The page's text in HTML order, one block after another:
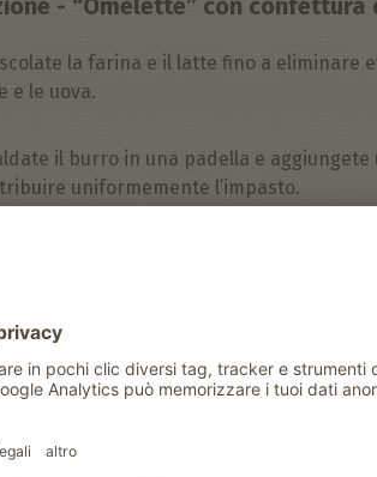
la farina e il latte fino a eliminare
e le uova.
il burro in una padella e
uniformemente l’impasto.
le omelette da entrambi i lati,
fortuna